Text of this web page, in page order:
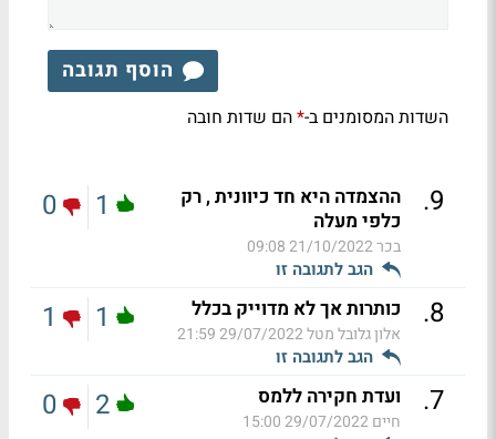
הוסף תגובה
השדות המסומנים ב-*הם שדות חובה
9
.
ההצמדה היא חד כיוונית , רק
כלפי מעלה
בכר21/10/2022 09:08
הגב לתגובה זו
1
0
8
. כותרות אך לא מדוייק בכלל
אלון גלובל מטל29/07/2022 21:59
הגב לתגובה זו
1
1
7
. ועדת חקירה ללמס
חיים29/07/2022 15:00
2
0